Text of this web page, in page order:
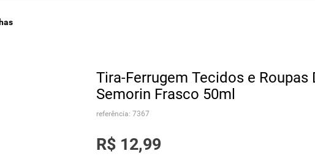
Tira-Ferrugem Tecidos e
Semorin Frasco 50ml
referência:7367
R$ 12,99